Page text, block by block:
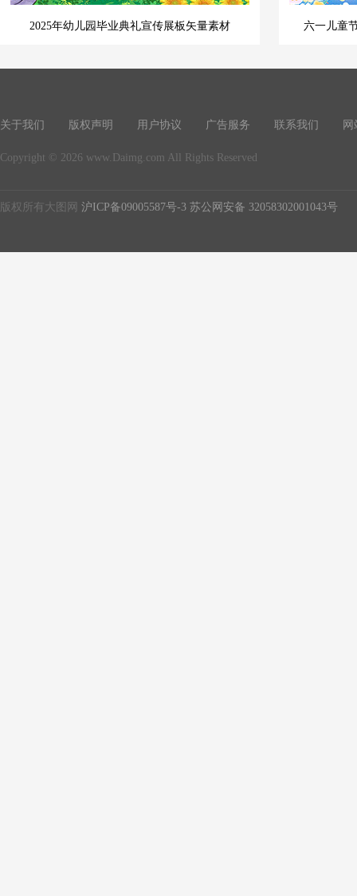
2025年幼儿园毕业典礼宣传展板矢量素材 六一儿童
关于我们 版权声明 用户协议 广告服务 联系我们 网
Copyright © 2026 www.Daimg.com All Rights Reserved
版权所有大图网 沪ICP备09005587号-3 苏公网安备 32058302001043号